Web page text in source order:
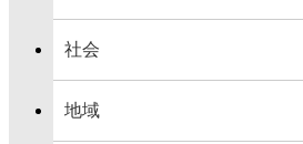
社会
地域